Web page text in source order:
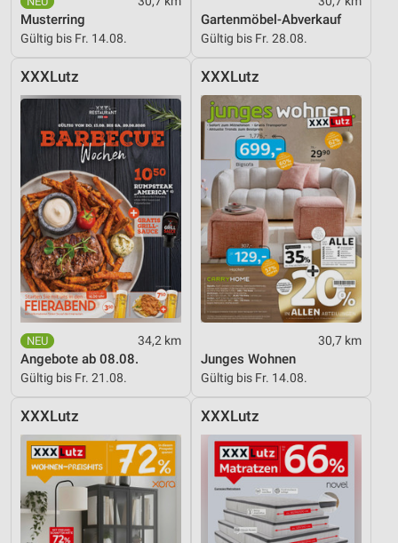
Musterring
Gültig bis Fr. 14.08.
Gartenmöbel-Abverkauf
Gültig bis Fr. 28.08.
XXXLutz
34,2 km
Angebote ab 08.08.
Gültig bis Fr. 21.08.
XXXLutz
30,7 km
Junges Wohnen
Gültig bis Fr. 14.08.
XXXLutz XXXLutz